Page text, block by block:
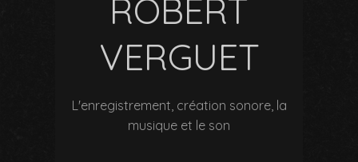
ROBERT
VERGUET
L'enregistrement, création sonore, la
musique et le son